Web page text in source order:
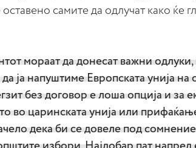
самите да одлучат како ќе
мораат да донесат важни
ја напуштиме Европската унија на
без договор е лоша опција и за
во царинската унија или
дека би се довеле под